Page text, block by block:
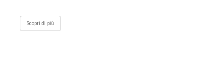
Scopri di più